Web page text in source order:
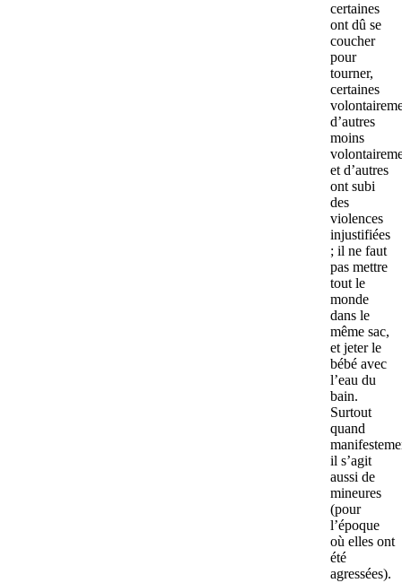
certaines
ont dû se
coucher
pour
tourner,
certaines
d’autres
moins
et d’autres
ont subi
des
violences
injustifiées
; il ne faut
pas mettre
tout le
monde
dans le
même sac,
et jeter le
bébé avec
l’eau du
bain.
Surtout
quand
il s’agit
aussi de
mineures
(pour
l’époque
où elles ont
été
agressées).